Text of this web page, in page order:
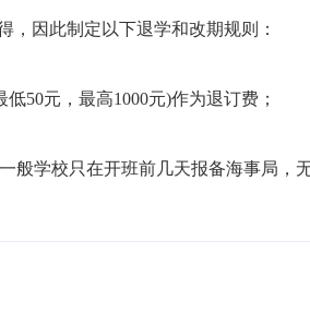
，因此制定以下退学和改期规则：
50元，最高1000元)作为退订费；
般学校只在开班前几天报备海事局，